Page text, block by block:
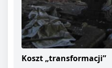
Koszt „transformacji”